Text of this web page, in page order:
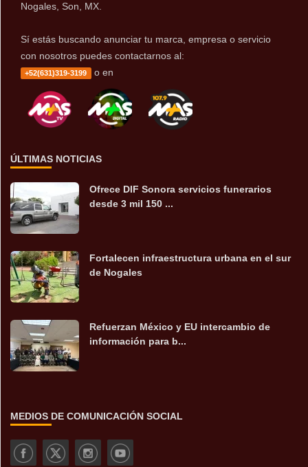
Nogales, Son, MX.
Sí estás buscando anunciar tu marca, empresa o servicio
con nosotros puedes contactarnos al:
+52(631)319-3199 o en
ÚLTIMAS NOTICIAS
Ofrece DIF Sonora servicios funerarios
desde 3 mil 150 ...
Fortalecen infraestructura urbana en el sur
de Nogales
Refuerzan México y EU intercambio de
información para b...
MEDIOS DE COMUNICACIÓN SOCIAL